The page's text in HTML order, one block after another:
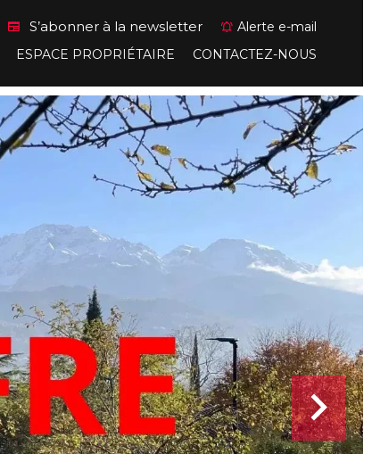
S’abonner à la newsletter
Alerte e-mail
ESPACE PROPRIÉTAIRE CONTACTEZ-NOUS